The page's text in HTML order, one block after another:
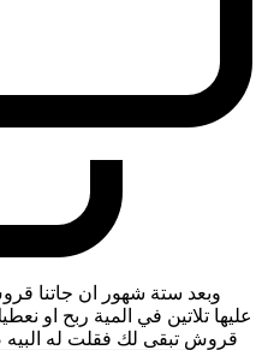
وبعد ستة شهور ان جاتنا
عليها تلاتين في المية ربح او
قروش تبقى لك فقلت له